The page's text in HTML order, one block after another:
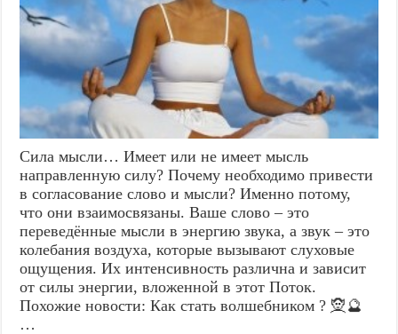
Сила мысли… Имеет или не имеет мысль
направленную силу? Почему необходимо привести
в согласование слово и мысли? Именно потому,
что они взаимосвязаны. Ваше слово – это
переведённые мысли в энергию звука, а звук – это
колебания воздуха, которые вызывают слуховые
ощущения. Их интенсивность различна и зависит
от силы энергии, вложенной в этот Поток.
Похожие новости: Как стать волшебником ? 🧝🔮
…